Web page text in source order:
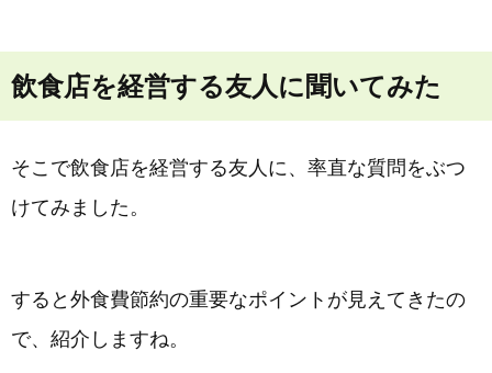
飲食店を経営する友人に聞いてみた
そこで飲食店を経営する友人に、率直な質問をぶつ
けてみました。
すると外食費節約の重要なポイントが見えてきたの
で、紹介しますね。